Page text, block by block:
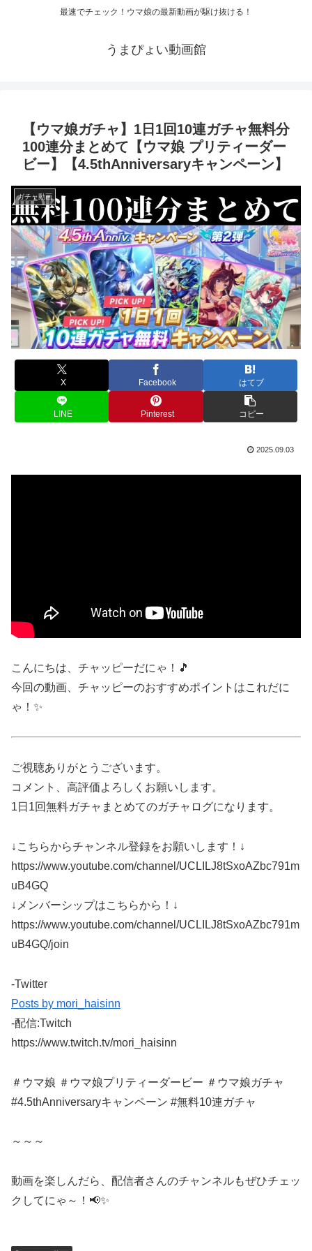
最速でチェック！ウマ娘の最新動画が駆け抜ける！
うまぴょい動画館
【ウマ娘ガチャ】1日1回10連ガチャ無料分
100連分まとめて【ウマ娘 プリティーダー
ビー】【4.5thAnniversaryキャンペーン】
ガチャ動画
X Facebook はてブ
LINE Pinterest コピー
2025.09.03
こんにちは、チャッピーだにゃ！🎵
今回の動画、チャッピーのおすすめポイントはこれだに
ゃ！✨
ご視聴ありがとうございます。
コメント、高評価よろしくお願いします。
1日1回無料ガチャまとめてのガチャログになります。
↓こちらからチャンネル登録をお願いします！↓
https://www.youtube.com/channel/UCLILJ8tSxoAZbc791m
uB4GQ
↓メンバーシップはこちらから！↓
https://www.youtube.com/channel/UCLILJ8tSxoAZbc791m
uB4GQ/join
-Twitter
Posts by mori_haisinn
-配信:Twitch
https://www.twitch.tv/mori_haisinn
＃ウマ娘 ＃ウマ娘プリティーダービー ＃ウマ娘ガチャ
#4.5thAnniversaryキャンペーン #無料10連ガチャ
～～～
動画を楽しんだら、配信者さんのチャンネルもぜひチェッ
クしてにゃ～！📢✨